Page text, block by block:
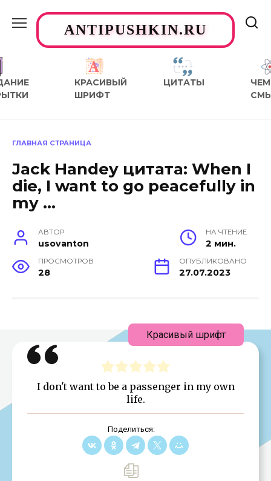
содержаниюANTIPUSHKIN.RU
КРАСИВЫЙ
ШРИФТ
ЦИТАТЫ
ЧЕМ
ГЛАВНАЯ СТРАНИЦА
Jack Handey цитата: When I
die, I want to go peacefully in
my …
АВТОР
usovanton
НА ЧТЕНИЕ
2 мин.
ПРОСМОТРОВ
28
ОПУБЛИКОВАНО
27.07.2023
I don't want to be a passenger in my own
life.
Поделиться:
Красивый шрифт